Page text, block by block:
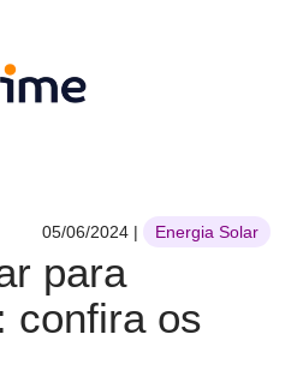
para
confira os
05/06/2024| Energia Solar